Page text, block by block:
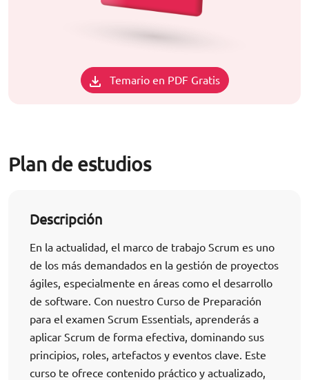
Temario en PDF Gratis
Plan de estudios
Descripción
En la actualidad, el marco de trabajo Scrum es uno
de los más demandados en la gestión de proyectos
ágiles, especialmente en áreas como el desarrollo
de software. Con nuestro Curso de Preparación
para el examen Scrum Essentials, aprenderás a
aplicar Scrum de forma efectiva, dominando sus
principios, roles, artefactos y eventos clave. Este
curso te ofrece contenido práctico y actualizado,